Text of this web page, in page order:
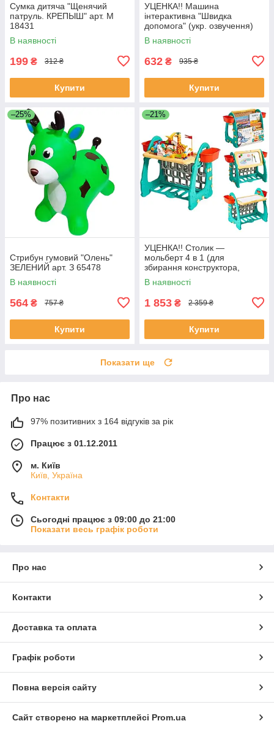
Сумка дитяча "Щенячий
патруль. КРЕПЫШ" арт. M
18431
В наявності
199 ₴ 312 ₴
Купити
УЦЕНКА!! Машина
інтерактивна "Швидка
допомога" (укр. озвучення)
арт. 46349
В наявності
632 ₴ 935 ₴
Купити
–25%
Стрибун гумовий "Олень"
ЗЕЛЕНИЙ арт. З 65478
В наявності
564 ₴ 757 ₴
Купити
–21%
УЦЕНКА!! Столик —
мольберт 4 в 1 (для
збирання конструктора,
малювання, книжкова
полиця) арт. S 075
В наявності
1 853 ₴ 2 359 ₴
Купити
Показати ще
Про нас
97% позитивних з 164 відгуків за рік
Працює з 01.12.2011
м. Київ
Київ, Україна
Контакти
Сьогодні працює з 09:00 до 21:00
Показати весь графік роботи
Про нас
Контакти
Доставка та оплата
Графік роботи
Повна версія сайту
Сайт створено на маркетплейсі Prom.ua